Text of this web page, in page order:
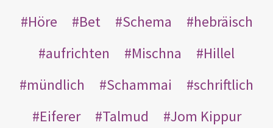
Höre
Bet Schema
hebräisch
aufrichten
Mischna
Hillel
mündlich
Schammai
schriftlich
Eiferer
Talmud
Jom Kippur